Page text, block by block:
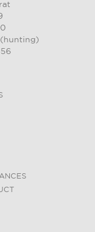
(hunting)